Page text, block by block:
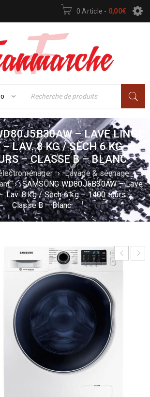
0 Article - 0,00€
– LAVE LINGE
LAV. 8 KG / SÈCH 6 KG –
– CLASSE B – BLANC
› Lavage & séchage ›
› SAMSUNG WD80J5B30AW – Lave
Lav. 8 kg / Sèch 6 kg – 1400 tours –
Classe B – Blanc